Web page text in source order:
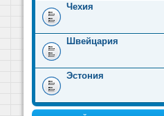
Чехия
Швейцария
Эстония